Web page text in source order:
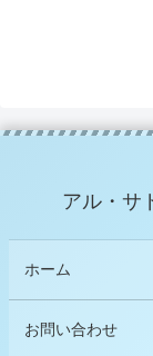
アル・サ
ホーム
お問い合わせ